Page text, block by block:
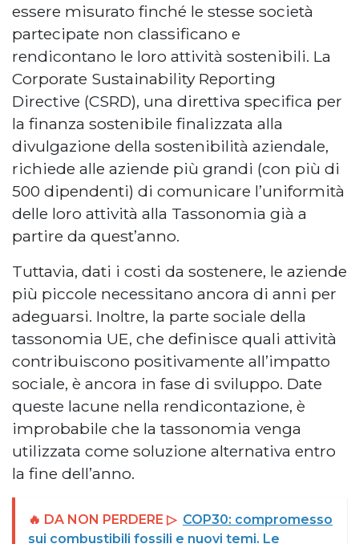
essere misurato finché le stesse società
partecipate non classificano e
rendicontano le loro attività sostenibili. La
Corporate Sustainability Reporting
Directive (CSRD), una direttiva specifica per
la finanza sostenibile finalizzata alla
divulgazione della sostenibilità aziendale,
richiede alle aziende più grandi (con più di
500 dipendenti) di comunicare l’uniformità
delle loro attività alla Tassonomia già a
partire da quest’anno.
Tuttavia, dati i costi da sostenere, le aziende
più piccole necessitano ancora di anni per
adeguarsi. Inoltre, la parte sociale della
tassonomia UE, che definisce quali attività
contribuiscono positivamente all’impatto
sociale, è ancora in fase di sviluppo. Date
queste lacune nella rendicontazione, è
improbabile che la tassonomia venga
utilizzata come soluzione alternativa entro
la fine dell’anno.
🔥 DA NON PERDERE ▷ COP30: compromesso
sui combustibili fossili e nuovi temi. Le